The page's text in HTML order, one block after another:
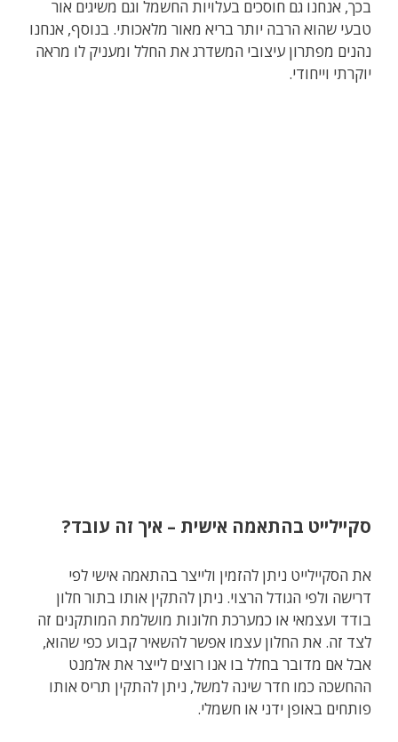
בכך, אנחנו גם חוסכים בעלויות החשמל וגם משיגים אור
טבעי שהוא הרבה יותר בריא מאור מלאכותי. בנוסף, אנחנו
נהנים מפתרון עיצובי המשדרג את החלל ומעניק לו מראה
יוקרתי וייחודי.
סקיילייט בהתאמה אישית – איך זה עובד?
את הסקיילייט ניתן להזמין ולייצר בהתאמה אישי לפי
דרישה ולפי הגודל הרצוי. ניתן להתקין אותו בתור חלון
בודד ועצמאי או כמערכת חלונות מושלמת המותקנים זה
לצד זה. את החלון עצמו אפשר להשאיר קבוע כפי שהוא,
אבל אם מדובר בחלל בו אנו רוצים לייצר את אלמנט
ההחשכה כמו חדר שינה למשל, ניתן להתקין תריס אותו
פותחים באופן ידני או חשמלי.